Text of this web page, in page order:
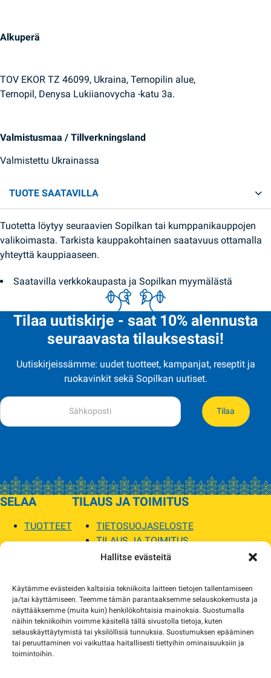
Hallitse evästeitä
Käytämme evästeiden kaltaisia tekniikoita laitteen tietojen tallentamiseen
ja/tai käyttämiseen. Teemme tämän parantaaksemme selauskokemusta ja
näyttääksemme (muita kuin) henkilökohtaisia mainoksia. Suostumalla
näihin tekniikoihin voimme käsitellä tällä sivustolla tietoja, kuten
selauskäyttäytymistä tai yksilöllisiä tunnuksia. Suostumuksen epääminen
tai peruuttaminen voi vaikuttaa haitallisesti tiettyihin ominaisuuksiin ja
toimintoihin.
Alkuperä
TOV EKOR TZ 46099, Ukraina, Ternopilin alue,
Ternopil, Denysa Lukiianovycha -katu 3a.
Valmistusmaa / Tillverkningsland
Valmistettu Ukrainassa
TUOTE SAATAVILLA
Tuotetta löytyy seuraavien Sopilkan tai kumppanikauppojen
valikoimasta. Tarkista kauppakohtainen saatavuus ottamalla
yhteyttä kauppiaaseen.
Saatavilla verkkokaupasta ja Sopilkan myymälästä
Tilaa uutiskirje - saat 10% alennusta
seuraavasta tilauksestasi!
Uutiskirjeissämme: uudet tuotteet, kampanjat, reseptit ja
ruokavinkit sekä Sopilkan uutiset.
Tilaa
SELAA
TUOTTEET
TILAUS JA TOIMITUS
TIETOSUOJASELOSTE
TILAUS JA TOIMITUS
TOIMITUSEHDOT
MYYMÄLÄT JA YHTEYSTIEDOT
USEIN KYSYTYT
AJANKOHTAISTA